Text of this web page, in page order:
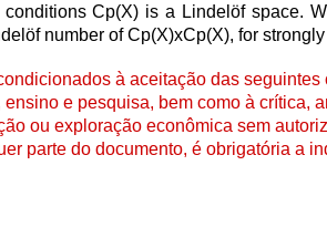
Cp(X) is a Lindelöf space.
number of Cp(X)xCp(X), for
à aceitação das
e pesquisa, bem como à crítica,
ou exploração econômica sem
parte do documento, é obrigatória a